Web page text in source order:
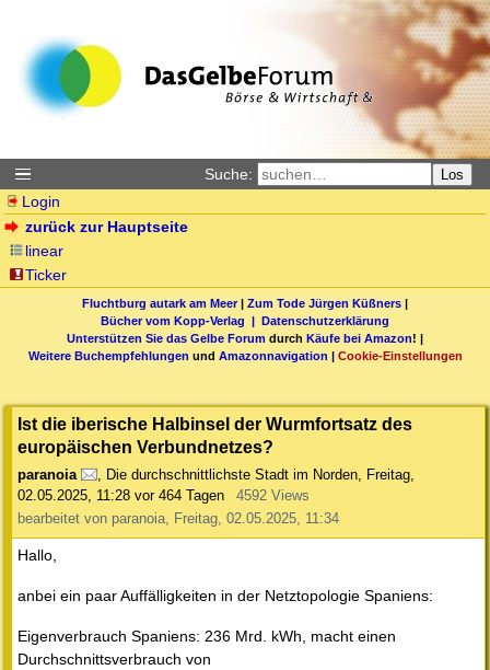
Suche: Los
Login
zurück zur Hauptseite
linear
Ticker
Fluchtburg autark am Meer| Zum Tode Jürgen Küßners |
Bücher vom Kopp-Verlag | Datenschutzerklärung
Unterstützen Sie das Gelbe Forum durch Käufe bei Amazon! |
Weitere Buchempfehlungen und Amazonnavigation | Cookie-Einstellungen
Ist die iberische Halbinsel der Wurmfortsatz des
europäischen Verbundnetzes?
paranoia , Die durchschnittlichste Stadt im Norden, Freitag,
02.05.2025, 11:28 vor 464 Tagen
4592 Views
bearbeitet von paranoia, Freitag, 02.05.2025, 11:34
Hallo,
anbei ein paar Auffälligkeiten in der Netztopologie Spaniens:
Eigenverbrauch Spaniens: 236 Mrd. kWh, macht einen
Durchschnittsverbrauch von